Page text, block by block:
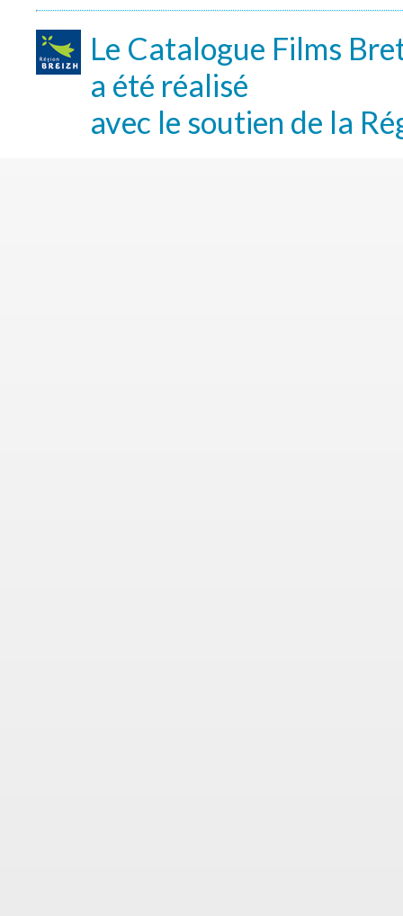
Le Catalogue Films
a été réalisé
avec le soutien de la